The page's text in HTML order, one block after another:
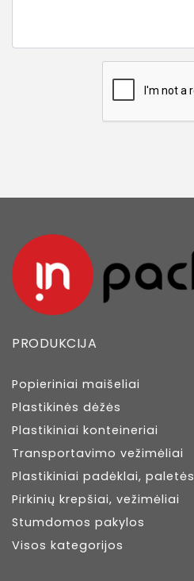
PRODUKCIJA
Popieriniai maišeliai
Plastikinės dėžės
Plastikiniai konteineriai
Transportavimo vežimėliai
Plastikiniai padėklai, paletės
Pirkinių krepšiai, vežimėliai
Stumdomos pakylos
Visos kategorijos